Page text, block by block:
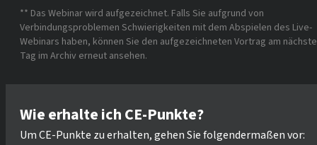
** Das Webinar wird aufgezeichnet. Falls Sie aufgrund von
Verbindungsproblemen Schwierigkeiten mit dem Abspielen des Live-
Webinars haben, können Sie den aufgezeichneten Vortrag am
Tag im Archiv erneut ansehen.
Wie erhalte ich CE-Punkte?
Um CE-Punkte zu erhalten, gehen Sie folgendermaßen vor: